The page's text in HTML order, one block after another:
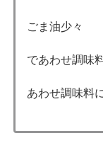
ごま油少々
であわせ調味
あわせ調味料